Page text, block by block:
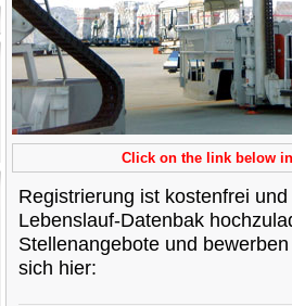
Click on the link below
Registrierung ist kostenfrei
Lebenslauf-Datenbak
Stellenangebote und
sich hier: